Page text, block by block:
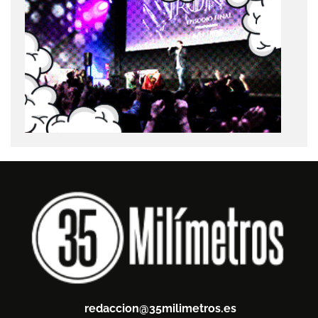
redaccion@35milimetros.es